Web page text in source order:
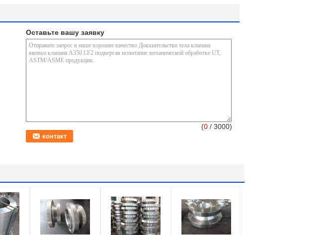
Оставьте вашу заявку
(0 / 3000)